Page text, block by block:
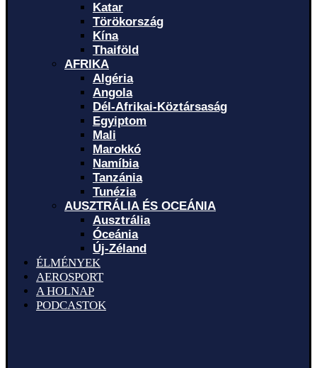
Katar
Törökország
Kína
Thaiföld
AFRIKA
Algéria
Angola
Dél-Afrikai-Köztársaság
Egyiptom
Mali
Marokkó
Namíbia
Tanzánia
Tunézia
AUSZTRÁLIA ÉS OCEÁNIA
Ausztrália
Óceánia
Új-Zéland
ÉLMÉNYEK
AEROSPORT
A HOLNAP
PODCASTOK